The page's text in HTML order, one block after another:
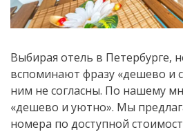
Выбирая отель в Петербурге,
вспоминают фразу «дешево и
ним не согласны. По нашему
«дешево и уютно». Мы
номера по доступной